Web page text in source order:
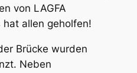
von LAGFA
allen geholfen!
Brücke wurden
Neben